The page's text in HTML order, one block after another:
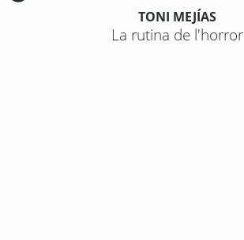
TONI MEJÍAS
La rutina de l'horror